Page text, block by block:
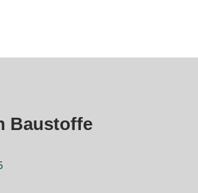
Baustoffe